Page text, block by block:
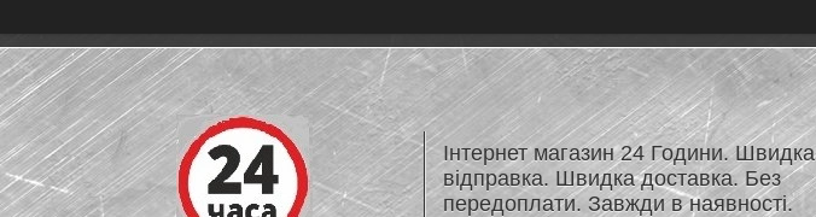
Інтернет магазин 24 Години. Швидка
відправка. Швидка доставка. Без
передоплати. Завжди в наявності.